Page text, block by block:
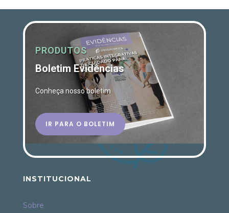
PRODUTOS
Boletim Evidências
Conheça nosso boletim
IR PARA O BOLETIM
INSTITUCIONAL
Sobre